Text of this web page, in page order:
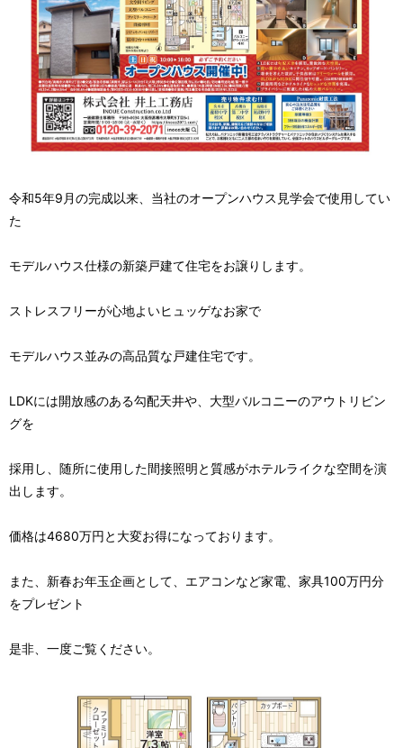
令和5年9月の完成以来、当社のオープンハウス見学会で使用してい
た
モデルハウス仕様の新築戸建て住宅をお譲りします。
ストレスフリーが心地よいヒュッゲなお家で
モデルハウス並みの高品質な戸建住宅です。
LDKには開放感のある勾配天井や、大型バルコニーのアウトリビン
グを
採用し、随所に使用した間接照明と質感がホテルライクな空間を演
出します。
価格は4680万円と大変お得になっております。
また、新春お年玉企画として、エアコンなど家電、家具100万円分
をプレゼント
是非、一度ご覧ください。